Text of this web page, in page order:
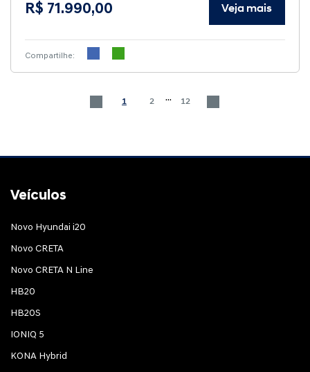
R$ 71.990,00 Veja mais
Compartilhe:
1 2 ... 12
Veículos
Novo Hyundai i20
Novo CRETA
Novo CRETA N Line
HB20
HB20S
IONIQ 5
KONA Hybrid